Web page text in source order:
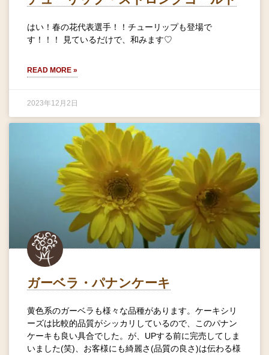
はい！春の花代表選手！！チューリップも登場で
す！！！ 見ているだけで、和みます♡
READ MORE »
2023年12月2日
ガーベラ・パナンケーキ
黄色系のガーベラも様々な品種があります。ケーキシリ
ーズは比較的品質がシッカリしているので、このパナン
ケーキも良い具合でした。が、UPする前に完売してしま
いました(笑)、お客様にも綺麗さ(品質の良さ)は伝わる様